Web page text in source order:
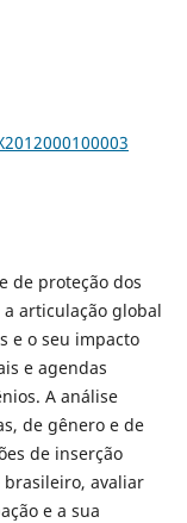
de proteção dos
articulação global
e o seu impacto
e agendas
A análise
de gênero e de
de inserção
avaliar
e a sua